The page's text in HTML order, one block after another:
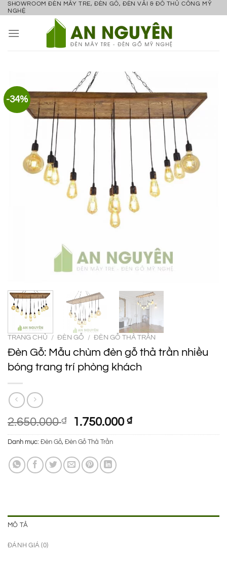
Bỏ
nội
SHOWROOM ĐÈN MÂY TRE, ĐÈN GỖ, ĐÈN VẢI & ĐỒ THỦ CÔNG MỸ
NGHỆ
-34%
TRANG CHỦ / ĐÈN GỖ / ĐÈN GỖ THẢ TRẦN
Đèn Gỗ: Mẫu chùm đèn gỗ thả trần nhiều
bóng trang trí phòng khách
2.650.000₫
Giá
gốc
là:
2.650.000 ₫.
1.750.000₫Giá
hiện
Danh mục: Đèn Gỗ, Đèn Gỗ Thả Trần
MÔ TẢ
ĐÁNH GIÁ (0)